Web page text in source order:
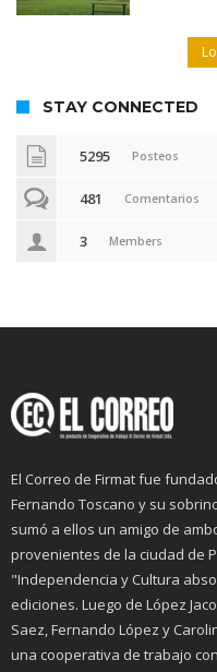
STAY CONNECTED
5295 Posteos
481 Comentarios
3 Members
El Correo de Firmat fue
Fernando Toscano y su
sumó a ellos un amigo de
provenientes de la ciudad de
"Independencia y Cultura
ediciones. Luego de López
Saez, Fernando López y
una cooperativa de trabajo